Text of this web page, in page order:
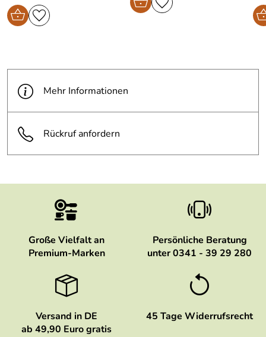
Mehr Informationen
Rückruf anfordern
Große Vielfalt an
Premium-Marken
Persönliche Beratung
unter 0341 - 39 29 280
Versand in DE
ab 49,90 Euro gratis
45 Tage Widerrufsrecht